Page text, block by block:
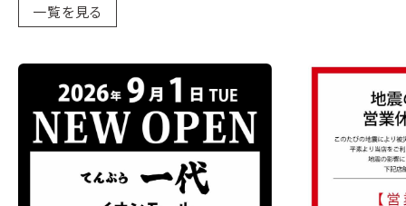
一覧を見る